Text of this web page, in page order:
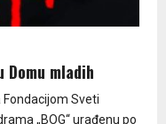
Domu mladih
Sveti
„BOG“ urađenu po